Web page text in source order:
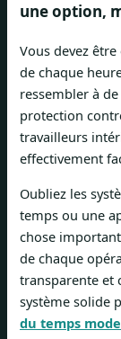
une option,
Vous devez
de chaque
ressembler à
protection
travailleurs
effectivement
Oubliez les
temps ou une
chose
de chaque
transparente et
système solide
du temps